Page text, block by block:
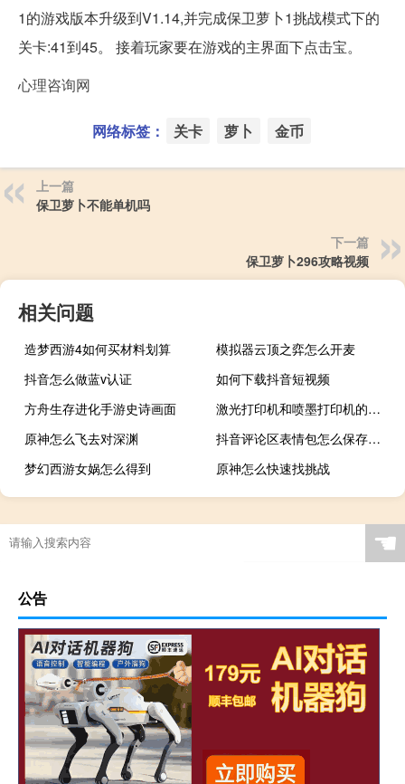
1的游戏版本升级到V1.14,并完成保卫萝卜1挑战模式下的
关卡:41到45。 接着玩家要在游戏的主界面下点击宝。
心理咨询网
网络标签： 关卡 萝卜 金币
上一篇
保卫萝卜不能单机吗
下一篇
保卫萝卜296攻略视频
相关问题
造梦西游4如何买材料划算
模拟器云顶之弈怎么开麦
抖音怎么做蓝v认证
如何下载抖音短视频
方舟生存进化手游史诗画面
激光打印机和喷墨打印机的区别是什么
原神怎么飞去对深渊
抖音评论区表情包怎么保存到手机
梦幻西游女娲怎么得到
原神怎么快速找挑战
☚
公告